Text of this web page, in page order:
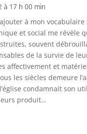
à 17 h 00 min
à mon
et social me révèle
souvent
de la survie de
affectivement et
les siècles demeure
condamnait son
produit…